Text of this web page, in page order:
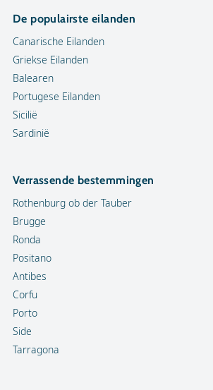
De populairste eilanden
Canarische Eilanden
Griekse Eilanden
Balearen
Portugese Eilanden
Sicilië
Sardinië
Verrassende bestemmingen
Rothenburg ob der Tauber
Brugge
Ronda
Positano
Antibes
Corfu
Porto
Side
Tarragona